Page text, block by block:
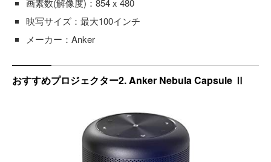
映写サイズ：最大100インチ
メーカー：Anker
おすすめプロジェクター2. Anker Nebula Capsule Ⅱ